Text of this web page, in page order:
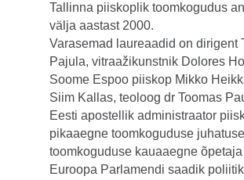
Tallinna piiskoplik toomkogudus
välja aastast 2000.
Varasemad laureaadid on
Pajula, vitraažikunstnik Dolores
Soome Espoo piiskop Mikko
Siim Kallas, teoloog dr Toomas
Eesti apostellik administraator
pikaaegne toomkoguduse
toomkoguduse kauaaegne
Euroopa Parlamendi saadik